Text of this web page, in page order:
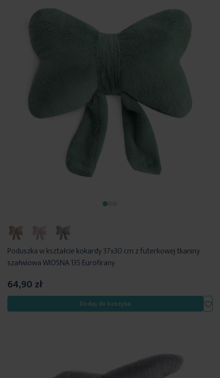
Poduszka w kształcie kokardy 37x30 cm z futerkowej tkaniny
szałwiowa WIOSNA 135 Eurofirany
64,90 zł
Dodaj do koszyka